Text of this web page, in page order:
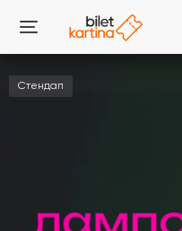
Стендап